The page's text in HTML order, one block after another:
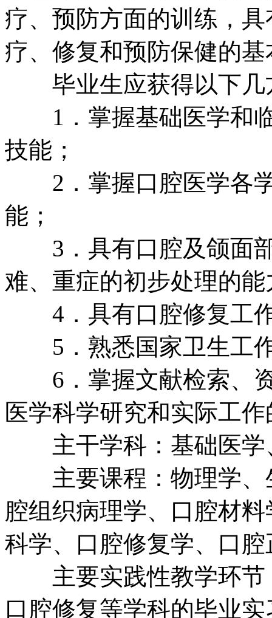
疗、预防方面的训练，
疗、修复和预防保健的
毕业生应获得以下几
1．掌握基础医学和临
技能；
2．掌握口腔医学各学
能；
3．具有口腔及颌面部
难、重症的初步处理的能
4．具有口腔修复工作
5．熟悉国家卫生工作
6．掌握文献检索、资
医学科学研究和实际工
主干学科：基础医学
主要课程：物理学、
腔组织病理学、口腔材
科学、口腔修复学、口
主要实践性教学环节
口腔修复等学科的毕业